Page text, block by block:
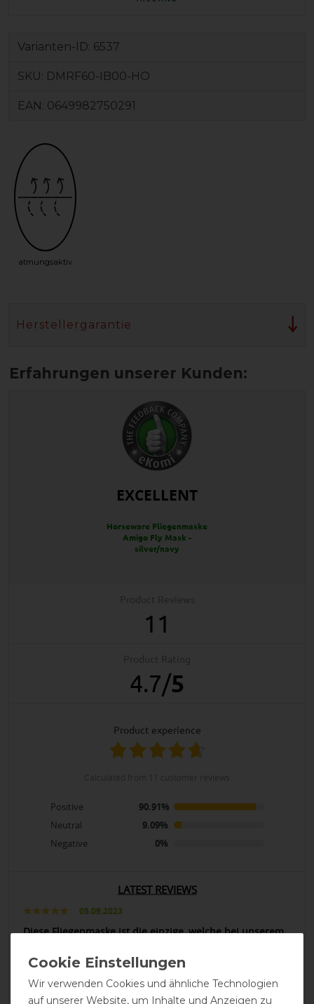
Varianten-ID: 6537
SKU: DMRF60-IB00-HO
EAN: 0649982750291
atmungsaktiv
Herstellergarantie
EXCELLENT
Horseware Fliegenmaske
Amigo Fly Mask -
silver/navy
11
4.7/5
product experience
Positive
90.91%
Neutral
9.09%
Negative
0%
LATEST REVIEWS
05.09.2023
Diese Fliegenmaske ist die einzige, welche bei unserem
24.09.2022
Wir verwenden Cookies und ähnliche Technologien
auf unserer Website, um Inhalte und Anzeigen zu